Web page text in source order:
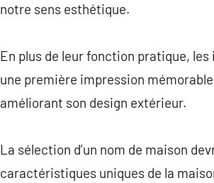
notre sens esthétique.
En plus de leur fonction pratique,
une première impression
améliorant son design extérieur.
La sélection d’un nom de maison
caractéristiques uniques de la